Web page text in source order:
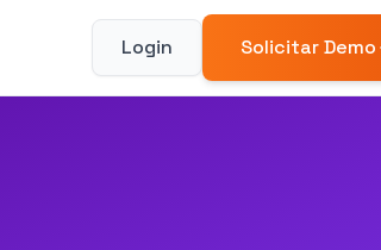
Login Solicitar Demo